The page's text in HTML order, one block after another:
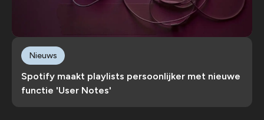
Spotify maakt playlists persoonlijker met nieuwe
functie 'User Notes'
Nieuws